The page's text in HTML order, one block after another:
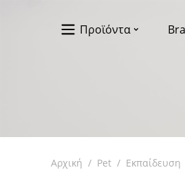
Προϊόντα
Αρχική / Pet / Εκπαίδευση